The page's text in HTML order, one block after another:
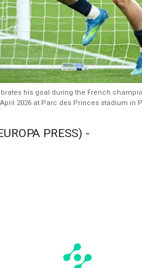
his goal during the French
2026 at Parc des Princes stadium in
PRESS) -